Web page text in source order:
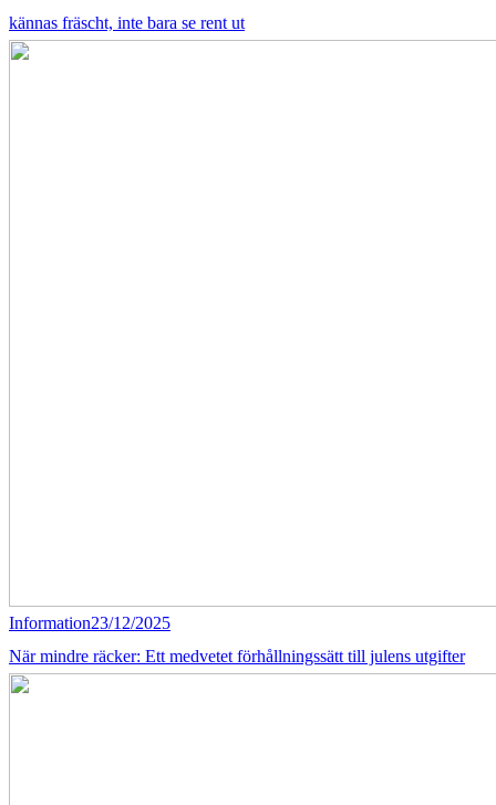
kännas fräscht, inte bara se rent ut
Information23/12/2025
När mindre räcker: Ett medvetet förhållningssätt till julens utgifter